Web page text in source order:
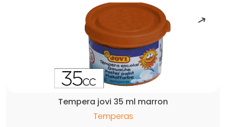
Tempera jovi 35 ml marron
Temperas